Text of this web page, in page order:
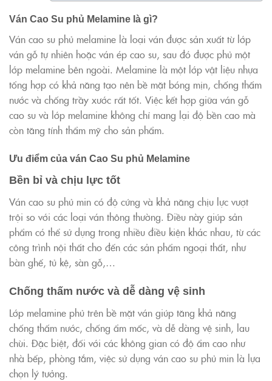
Ván Cao Su phủ Melamine là gì?
Ván cao su phủ melamine là loại ván được sản xuất từ lớp
ván gỗ tự nhiên hoặc ván ép cao su, sau đó được phủ một
lớp melamine bên ngoài. Melamine là một lớp vật liệu nhựa
tổng hợp có khả năng tạo nên bề mặt bóng mịn, chống thấm
nước và chống trầy xước rất tốt. Việc kết hợp giữa ván gỗ
cao su và lớp melamine không chỉ mang lại độ bền cao mà
còn tăng tính thẩm mỹ cho sản phẩm.
Ưu điểm của ván Cao Su phủ Melamine
Bền bỉ và chịu lực tốt
Ván cao su phủ min có độ cứng và khả năng chịu lực vượt
trội so với các loại ván thông thường. Điều này giúp sản
phẩm có thể sử dụng trong nhiều điều kiện khác nhau, từ các
công trình nội thất cho đến các sản phẩm ngoại thất, như
bàn ghế, tủ kệ, sàn gỗ,…
Chống thấm nước và dễ dàng vệ sinh
Lớp melamine phủ trên bề mặt ván giúp tăng khả năng
chống thấm nước, chống ẩm mốc, và dễ dàng vệ sinh, lau
chùi. Đặc biệt, đối với các không gian có độ ẩm cao như
nhà bếp, phòng tắm, việc sử dụng ván cao su phủ min là lựa
chọn lý tưởng.